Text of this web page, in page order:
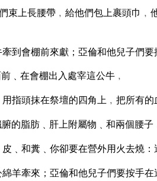
束上長腰帶﹐給他們包上裹頭巾
牽到會棚前來獻；亞倫和他兒子們要
﹑在會棚出入處宰這公牛﹐
指頭抹在祭壇的四角上﹐把所有的
的脂肪﹑肝上附屬物﹑和兩個腰子
﹑和糞﹑你卻要在營外用火去燒：
綿羊牽來；亞倫和他兒子們要按手在